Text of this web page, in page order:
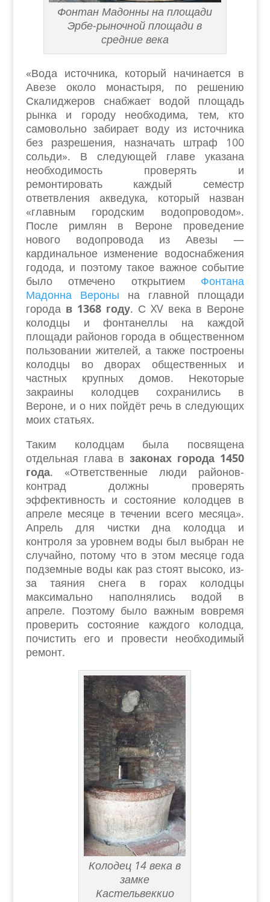
Фонтан Мадонны на площади
Эрбе-рыночной площади в
средние века
«Вода источника, который начинается в
Авезе около монастыря, по решению
Скалиджеров снабжает водой площадь
рынка и городу необходима, тем, кто
самовольно забирает воду из источника
без разрешения, назначать штраф 100
сольди». В следующей главе указана
необходимость проверять и
ремонтировать каждый семестр
ответвления акведука, который назван
«главным городским водопроводом».
После римлян в Вероне проведение
нового водопровода из Авезы —
кардинальное изменение водоснабжения
годода, и поэтому такое важное событие
было отмечено открытием Фонтана
Мадонна Вероны на главной площади
города в 1368 году. С XV века в Вероне
колодцы и фонтанеллы на каждой
площади районов города в общественном
пользовании жителей, а также построены
колодцы во дворах общественных и
частных крупных домов. Некоторые
закраины колодцев сохранились в
Вероне, и о них пойдёт речь в следующих
моих статьях.
Таким колодцам была посвящена
отдельная глава взаконах города 1450
года. «Ответственные люди районов-
контрад должны проверять
эффективность и состояние колодцев в
апреле месяце в течении всего месяца».
Апрель для чистки дна колодца и
контроля за уровнем воды был выбран не
случайно, потому что в этом месяце года
подземные воды как раз стоят высоко, из-
за таяния снега в горах колодцы
максимально наполнялись водой в
апреле. Поэтому было важным вовремя
проверить состояние каждого колодца,
почистить его и провести необходимый
ремонт.
Колодец 14 века в
замке
Кастельвеккио